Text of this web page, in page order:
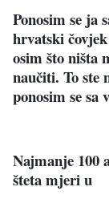
Ponosim se ja
hrvatski
osim što ništa
naučiti. To ste
ponosim se sa
Najmanje 100
šteta mjeri u